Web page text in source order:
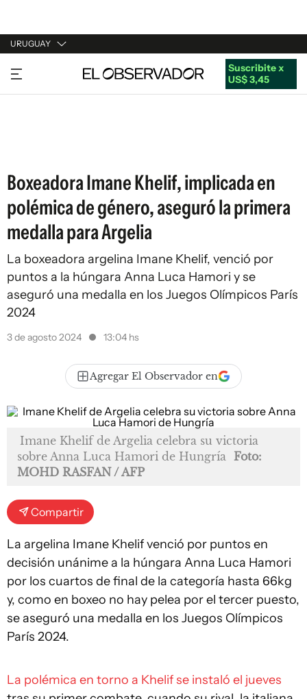
URUGUAY
URUGUAY
ARGENTINA
Suscribite x
US$ 3,45
Boxeadora Imane Khelif, implicada en
polémica de género, aseguró la primera
medalla para Argelia
La boxeadora argelina Imane Khelif, venció por
puntos a la húngara Anna Luca Hamori y se
aseguró una medalla en los Juegos Olímpicos París
2024
3 de agosto 2024 13:04 hs
Agregar El Observador en
Imane Khelif de Argelia celebra su victoria
sobre Anna Luca Hamori de Hungría Foto:
MOHD RASFAN / AFP
Compartir
La argelina Imane Khelif venció por puntos en
decisión unánime a la húngara Anna Luca Hamori
por los cuartos de final de la categoría hasta 66kg
y, como en boxeo no hay pelea por el tercer puesto,
se aseguró una medalla en los Juegos Olímpicos
París 2024.
La polémica en torno a Khelif se instaló el jueves